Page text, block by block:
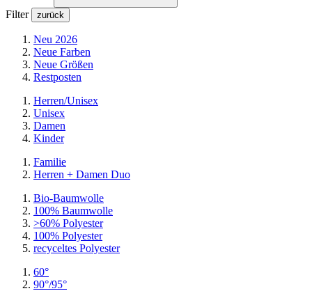
Filter zurück
Neu 2026
Neue Farben
Neue Größen
Restposten
Herren/Unisex
Unisex
Damen
Kinder
Familie
Herren + Damen Duo
Bio-Baumwolle
100% Baumwolle
>60% Polyester
100% Polyester
recyceltes Polyester
60°
90°/95°